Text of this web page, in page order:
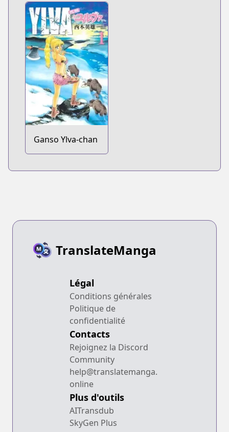
Ganso Ylva-chan
TranslateManga
Légal
Conditions générales
Politique de
confidentialité
Contacts
Rejoignez la Discord
Community
help@translatemanga.
online
Plus d'outils
AITransdub
SkyGen Plus